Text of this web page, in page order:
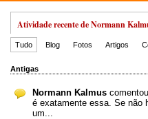
Atividade recente de Normann
Tudo Blog Fotos Artigos
Antigas
Normann Kalmus
é exatamente essa. Se não
um...